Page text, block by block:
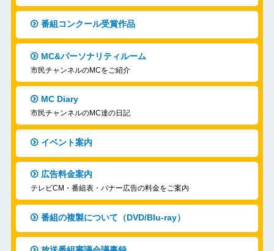
番組コンクール受賞作品
MC&パーソナリティルーム
市民チャンネルのMCをご紹介
MC Diary
市民チャンネルのMC達の日記
イベント案内
広告料金案内
テレビCM・番組表・バナー広告の料金をご案内
番組の複製について（DVD/Blu-ray）